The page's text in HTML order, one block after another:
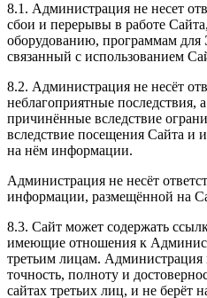
8.1. Администрация не несет
сбои и перерывы в работе
оборудованию, программам
связанный с использованием
8.2. Администрация не несёт
неблагоприятные последствия,
причинённые вследствие
вследствие посещения Сайта и
на нём информации.
Администрация не несёт
информации, размещённой на
8.3. Сайт может содержать
имеющие отношения к
третьим лицам. Администрация
точность, полноту и
сайтах третьих лиц, и не берёт